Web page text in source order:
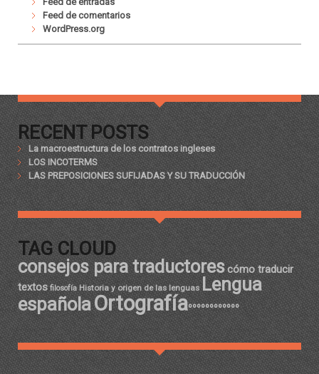
Feed de comentarios
WordPress.org
RECENT POSTS
La macroestructura de los contratos ingleses
LOS INCOTERMS
LAS PREPOSICIONES SUFIJADAS Y SU TRADUCCIÓN
TAG CLOUD
consejos para traductorescómo traducir
textos filosofía Historia y origen de las lenguas Lengua
españolaOrtografíaºººººººººººº